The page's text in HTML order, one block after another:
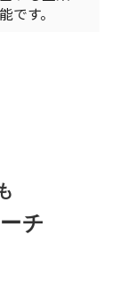
です。
チ